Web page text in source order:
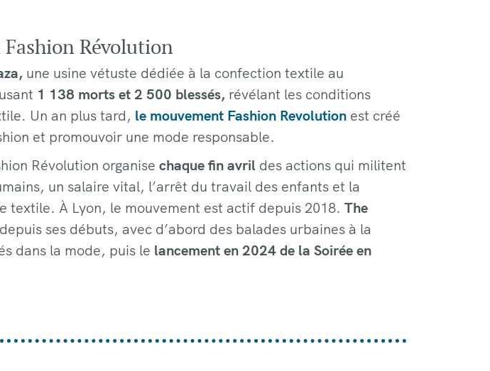
Révolution
une usine vétuste dédiée à la confection textile au
1 138 morts et 2 500 blessés, révélant les conditions
Un an plus tard, le mouvement Fashion Revolution est créé
et promouvoir une mode responsable.
Révolution organise chaque fin avril des actions qui militent
un salaire vital, l’arrêt du travail des enfants et la
textile. À Lyon, le mouvement est actif depuis 2018. The
ses débuts, avec d’abord des balades urbaines à la
dans la mode, puis le lancement en 2024 de la Soirée en